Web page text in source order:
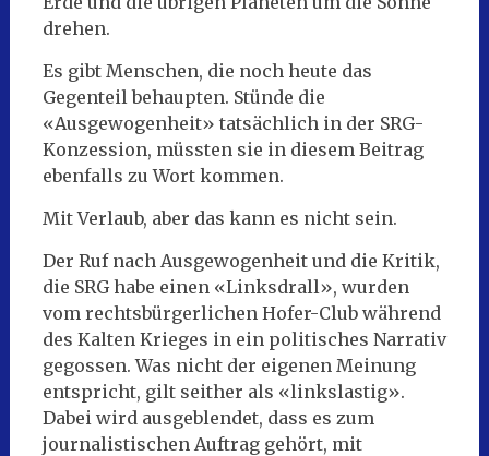
drehen.
Es gibt Menschen, die noch heute das
Gegenteil behaupten. Stünde die
«Ausgewogenheit» tatsächlich in der SRG-
Konzession, müssten sie in diesem Beitrag
ebenfalls zu Wort kommen.
Mit Verlaub, aber das kann es nicht sein.
Der Ruf nach Ausgewogenheit und die Kritik,
die SRG habe einen «Linksdrall», wurden
vom rechtsbürgerlichen Hofer-Club während
des Kalten Krieges in ein politisches Narrativ
gegossen. Was nicht der eigenen Meinung
entspricht, gilt seither als «linkslastig».
Dabei wird ausgeblendet, dass es zum
journalistischen Auftrag gehört, mit